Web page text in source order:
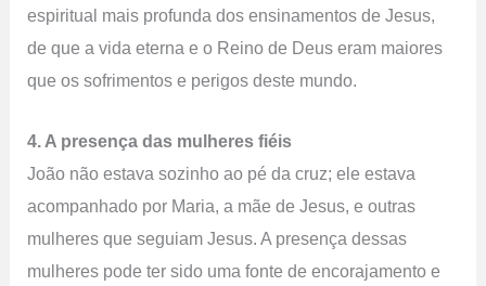
espiritual mais profunda dos ensinamentos de Jesus,
de que a vida eterna e o Reino de Deus eram maiores
que os sofrimentos e perigos deste mundo.
4. A presença das mulheres fiéis
João não estava sozinho ao pé da cruz; ele estava
acompanhado por Maria, a mãe de Jesus, e outras
mulheres que seguiam Jesus. A presença dessas
mulheres pode ter sido uma fonte de encorajamento e